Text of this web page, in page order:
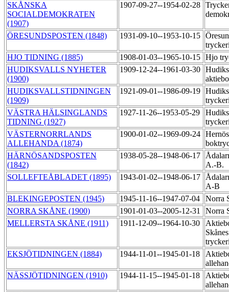
SKÅNSKA
SOCIALDEMOKRATEN
(1907)
1907-09-27--1954-02-28
ÖRESUNDSPOSTEN (1848) 1931-09-10--1953-10-15
HJO TIDNING (1885)
1908-01-03--1965-10-15 Hjo
HUDIKSVALLS NYHETER
(1900)
1909-12-24--1961-03-30
HUDIKSVALLSTIDNINGEN
(1909)
1921-09-01--1986-09-19
VÄSTRA HÄLSINGLANDS
TIDNING (1927)
1927-11-26--1953-05-29
VÄSTERNORRLANDS
ALLEHANDA (1874)
1900-01-02--1969-09-24
HÄRNÖSANDSPOSTEN
(1842)
1938-05-28--1948-06-17
A.-B.
SOLLEFTEÅBLADET (1895)
1943-01-02--1948-06-17
A-B
BLEKINGEPOSTEN (1945)
1945-11-16--1947-07-04
Norra
NORRA SKÅNE (1900)
1901-01-03--2005-12-31
Norra
MELLERSTA SKÅNE (1911)
1911-12-09--1964-10-30
EKSJÖTIDNINGEN (1884)
1944-11-01--1945-01-18
NÄSSJÖTIDNINGEN (1910)
1944-11-15--1945-01-18